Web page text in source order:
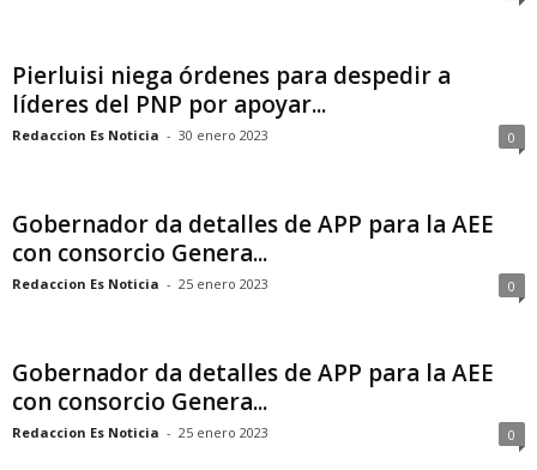
Pierluisi niega órdenes para despedir a
líderes del PNP por apoyar...
Redaccion Es Noticia - 30 enero 2023 0
Gobernador da detalles de APP para la AEE
con consorcio Genera...
Redaccion Es Noticia - 25 enero 2023 0
Gobernador da detalles de APP para la AEE
con consorcio Genera...
Redaccion Es Noticia - 25 enero 2023 0